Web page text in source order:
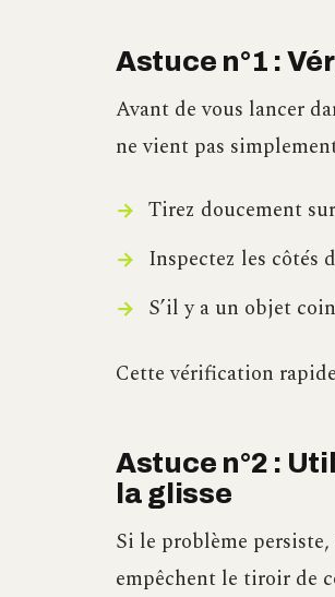
Astuce n°1 :
Avant de vous lancer
ne vient pas
Tirez doucement
Inspectez les côtés
S’il y a un objet
Cette vérification
Astuce n°2 :
la glisse
Si le problème
empêchent le tiroir de